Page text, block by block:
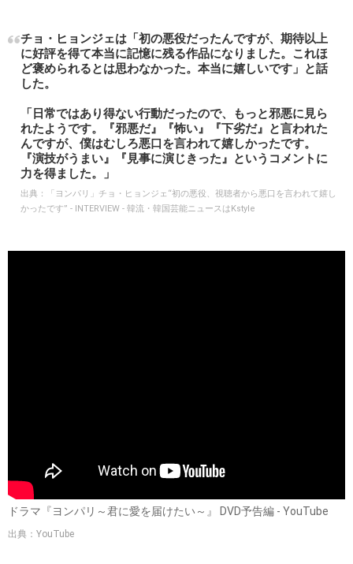
チョ・ヒョンジェは「初の悪役だったんですが、期待以上
に好評を得て本当に記憶に残る作品になりました。これほ
ど褒められるとは思わなかった。本当に嬉しいです」と話
した。
「日常ではあり得ない行動だったので、もっと邪悪に見ら
れたようです。『邪悪だ』『怖い』『下劣だ』と言われた
んですが、僕はむしろ悪口を言われて嬉しかったです。
『演技がうまい』『見事に演じきった』というコメントに
力を得ました。」
出典：
「ヨンパリ」チョ・ヒョンジェ“初の悪役、視聴者から悪口を言われて嬉し
かったです” - INTERVIEW - 韓流・韓国芸能ニュースはKstyle
ドラマ『ヨンパリ～君に愛を届けたい～』 DVD予告編 - YouTube
出典：YouTube